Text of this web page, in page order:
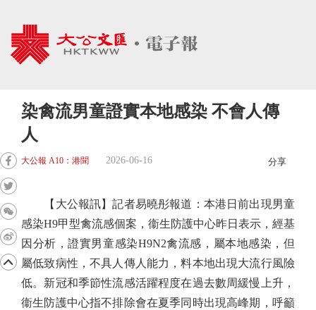
染禽流男童證實本地感染 不會人傳
人
大公報 A10：港聞 2026-06-16 分享
【大公報訊】記者易曉彤報道：本港日前出現男童
感染H9甲型禽流感個案，衞生防護中心昨日表示，經基
因分析，證實男童感染H9N2禽流感，屬本地感染，但
屬低致病性，不具人傳人能力，料本地出現大流行風險
低。新冠和季節性流感活躍程度在過去數周緩慢上升，
衞生防護中心指不排除會在夏季同時出現高峰期，呼籲